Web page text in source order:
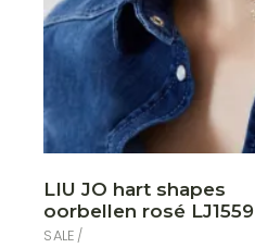
LIU JO hart shapes
oorbellen rosé LJ1559
SALE